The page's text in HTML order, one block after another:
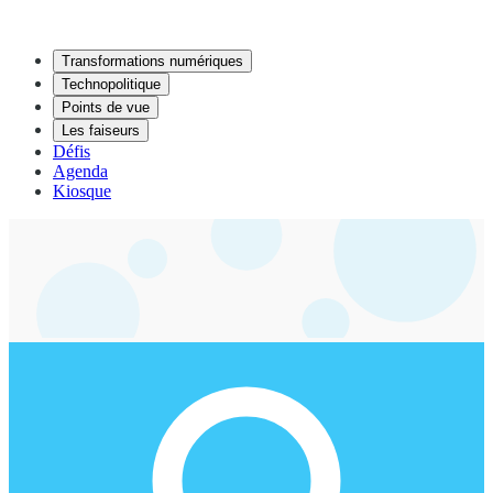
Transformations numériques
Technopolitique
Points de vue
Les faiseurs
Défis
Agenda
Kiosque